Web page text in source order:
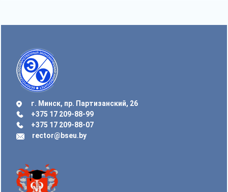
г. Минск, пр. Партизанский, 26
+375 17 209-88-99
+375 17 209-88-07
rector@bseu.by